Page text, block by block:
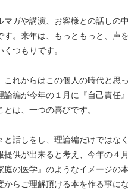
マガや講演、お客様との話しの
す。来年は、もっともっと、声
つもりです。
これからはこの個人の時代と思
論編が今年の１月に『自己責任
は、一つの喜びです。
と話しをし、理論編だけではな
提供が出来ると考え、今年の４
庭の医学』のようなイメージの
からご理解頂ける本を作る事に